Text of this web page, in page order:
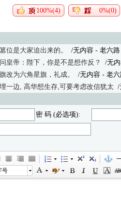
100%(4) 0%(0)
位是大家迫出来的。 /无内容 - 老六路
皇帝：陛下，你是不是想作反？
/无
改为六角星旗，礼成。
/无内容 - 老六
一边, 高华想生存,可要考虑改信犹太 /
密 码 (必选项):
号